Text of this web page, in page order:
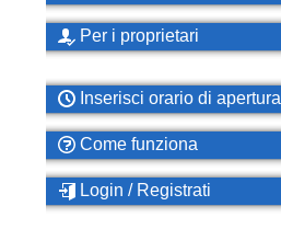
Per i proprietari
Inserisci orario di apertura
Come funziona
Login / Registrati